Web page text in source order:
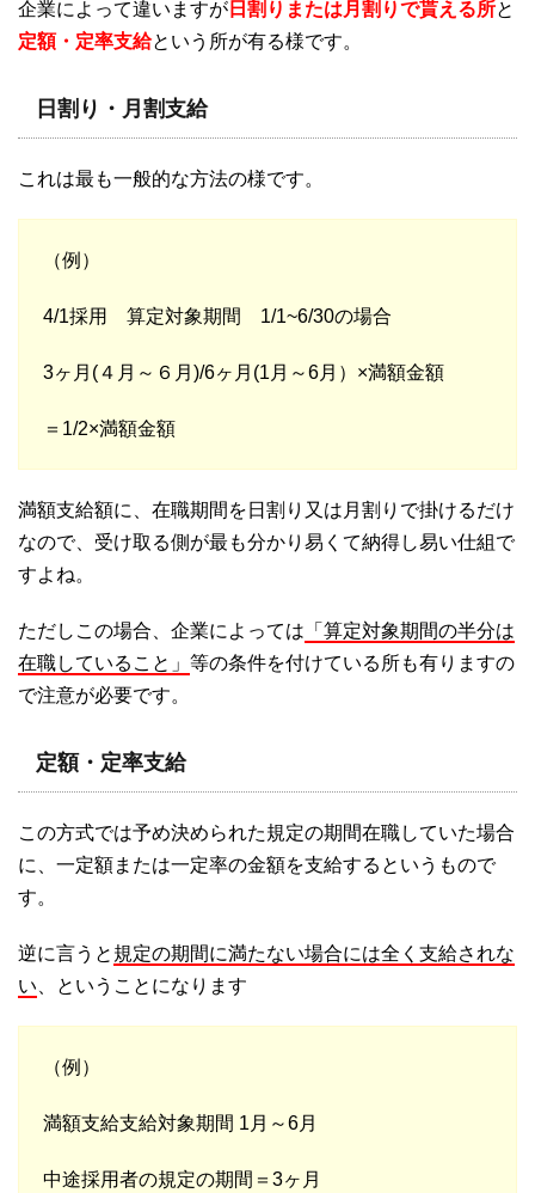
企業によって違いますが 日割りまたは月割りで貰える所と
定額・定率支給という所が有る様です。
日割り・月割支給
これは最も一般的な方法の様です。
（例）
4/1採用 算定対象期間 1/1~6/30の場合
3ヶ月(４月～６月)/6ヶ月(1月～6月）×満額金額
＝1/2×満額金額
満額支給額に、在職期間を日割り又は月割りで掛けるだけ
なので、受け取る側が最も分かり易くて納得し易い仕組で
すよね。
ただしこの場合、企業によっては 「算定対象期間の半分は
在職していること」 等の条件を付けている所も有りますの
で注意が必要です。
定額・定率支給
この方式では予め決められた規定の期間在職していた場合
に、一定額または一定率の金額を支給するというもので
す。
逆に言うと 規定の期間に満たない場合には全く支給されな
い 、ということになります
（例）
満額支給支給対象期間 1月～6月
中途採用者の規定の期間＝3ヶ月